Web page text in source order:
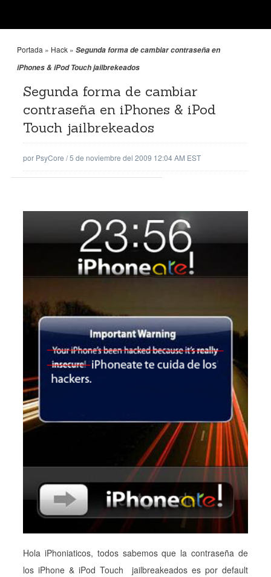
Portada » Hack » Segunda forma de cambiar contraseña en
iPhones & iPod Touch jailbrekeados
Segunda forma de cambiar
contraseña en iPhones & iPod
Touch jailbrekeados
por PsyCore /5 de noviembre del 2009 12:04 AM EST
Hola iPhoniaticos, todos sabemos que la contraseña de
los iPhone & iPod Touch jailbreakeados es por default